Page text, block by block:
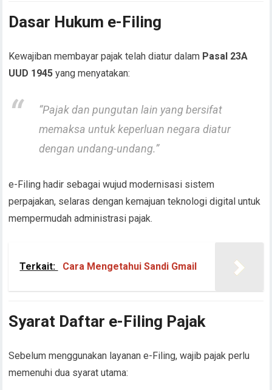
Dasar Hukum e-Filing
Kewajiban membayar pajak telah diatur dalam Pasal 23A
UUD 1945 yang menyatakan:
“Pajak dan pungutan lain yang bersifat
memaksa untuk keperluan negara diatur
dengan undang-undang.”
e-Filing hadir sebagai wujud modernisasi sistem
perpajakan, selaras dengan kemajuan teknologi digital untuk
mempermudah administrasi pajak.
Terkait: Cara Mengetahui Sandi Gmail
Syarat Daftar e-Filing Pajak
Sebelum menggunakan layanan e-Filing, wajib pajak perlu
memenuhi dua syarat utama: